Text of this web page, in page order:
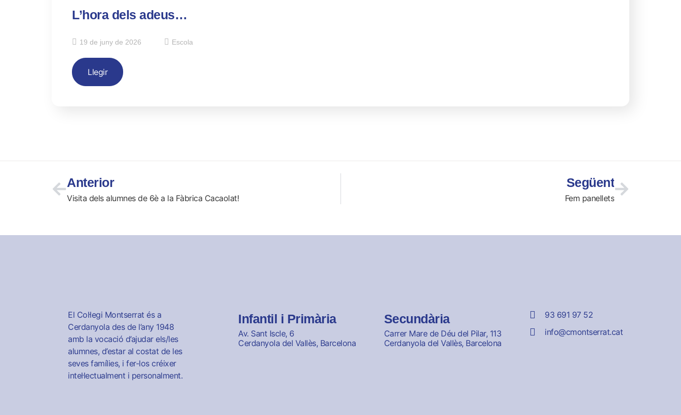
L’hora dels adeus…
19 de juny de 2026 Escola
Llegir
Anterior
Visita dels alumnes de 6è a la Fàbrica Cacaolat!
Següent
Fem panellets
El Col·legi Montserrat és a
Cerdanyola des de l’any 1948
amb la vocació d’ajudar els/les
alumnes, d’estar al costat de les
seves famílies, i fer-los créixer
intel·lectualment i personalment.
Infantil i Primària
Av. Sant Iscle, 6
Cerdanyola del Vallès, Barcelona
Secundària
Carrer Mare de Déu del Pilar, 113
Cerdanyola del Vallès, Barcelona
93 691 97 52
info@cmontserrat.cat